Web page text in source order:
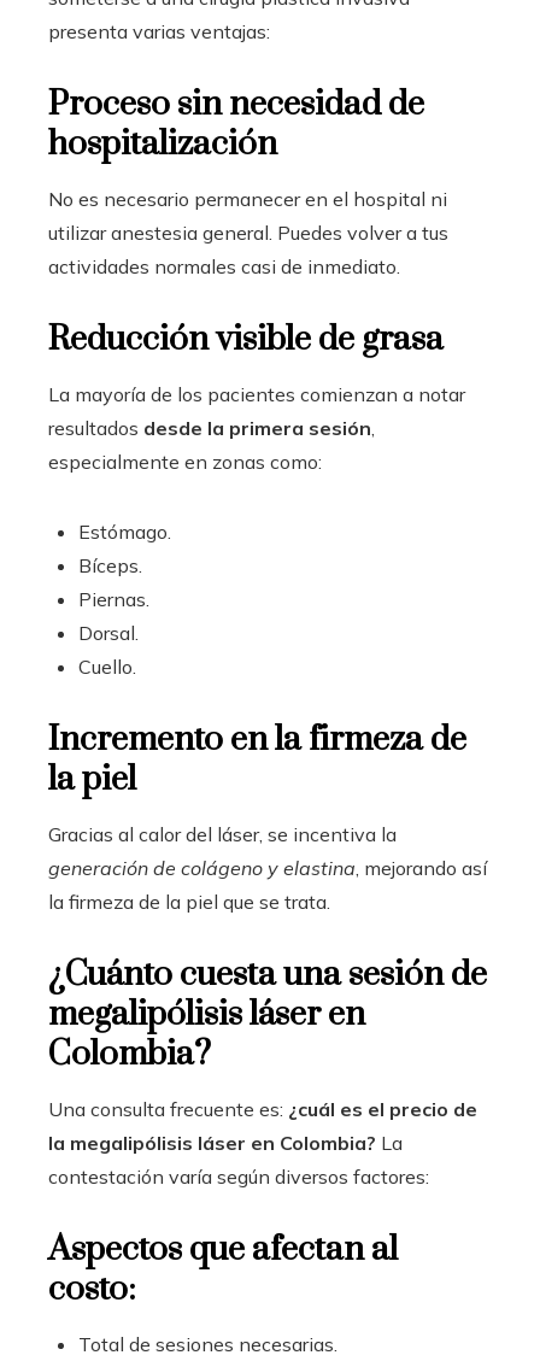
presenta varias ventajas:
Proceso sin necesidad de
hospitalización
No es necesario permanecer en el hospital ni
utilizar anestesia general. Puedes volver a tus
actividades normales casi de inmediato.
Reducción visible de grasa
La mayoría de los pacientes comienzan a notar
resultados desde la primera sesión,
especialmente en zonas como:
Estómago.
Bíceps.
Piernas.
Dorsal.
Cuello.
Incremento en la firmeza de
la piel
Gracias al calor del láser, se incentiva la
generación de colágeno y elastina, mejorando así
la firmeza de la piel que se trata.
¿Cuánto cuesta una sesión de
megalipólisis láser en
Colombia?
Una consulta frecuente es: ¿cuál es el precio de
la megalipólisis láser en Colombia? La
contestación varía según diversos factores:
Aspectos que afectan al
costo:
Total de sesiones necesarias.